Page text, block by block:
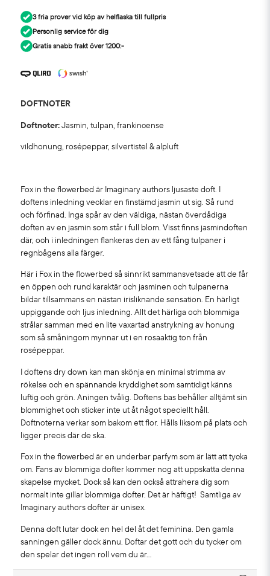
3 fria prover vid köp av helflaska till fullpris
Personlig service för dig
Gratis snabb frakt över 1200:-
DOFTNOTER
Doftnoter:Jasmin, tulpan, frankincense
vildhonung, rosépeppar, silvertistel & alpluft
Fox in the flowerbed är Imaginary authors ljusaste doft. I
doftens inledning vecklar en finstämd jasmin ut sig. Så rund
och förfinad. Inga spår av den väldiga, nästan överdådiga
doften av en jasmin som står i full blom. Visst finns jasmindoften
där, och i inledningen flankeras den av ett fång tulpaner i
regnbågens alla färger.
Här i Fox in the flowerbed så sinnrikt sammansvetsade att de får
en öppen och rund karaktär och jasminen och tulpanerna
bildar tillsammans en nästan irisliknande sensation. En härligt
uppiggande och ljus inledning. Allt det härliga och blommiga
strålar samman med en lite vaxartad anstrykning av honung
som så småningom mynnar ut i en rosaaktig ton från
rosépeppar.
I doftens dry down kan man skönja en minimal strimma av
rökelse och en spännande kryddighet som samtidigt känns
luftig och grön. Aningen tvålig. Doftens bas behåller alltjämt sin
blommighet och sticker inte ut åt något speciellt håll.
Doftnoterna verkar som bakom ett flor. Hålls liksom på plats och
ligger precis där de ska.
Fox in the flowerbed är en underbar parfym som är lätt att tycka
om. Fans av blommiga dofter kommer nog att uppskatta denna
skapelse mycket. Dock så kan den också attrahera dig som
normalt inte gillar blommiga dofter. Det är häftigt! Samtliga av
Imaginary authors dofter är unisex.
Denna doft lutar dock en hel del åt det feminina. Den gamla
sanningen gäller dock ännu. Doftar det gott och du tycker om
den spelar det ingen roll vem du är…